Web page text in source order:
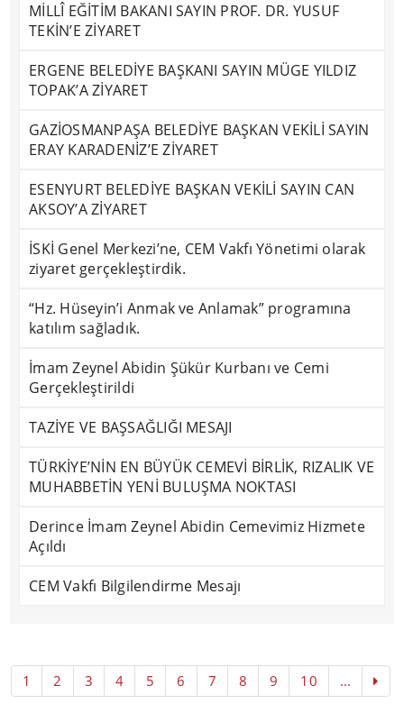
MİLLÎ EĞİTİM BAKANI SAYIN PROF. DR. YUSUF
TEKİN’E ZİYARET
ERGENE BELEDİYE BAŞKANI SAYIN MÜGE YILDIZ
TOPAK’A ZİYARET
GAZİOSMANPAŞA BELEDİYE BAŞKAN VEKİLİ SAYIN
ERAY KARADENİZ’E ZİYARET
ESENYURT BELEDİYE BAŞKAN VEKİLİ SAYIN CAN
AKSOY’A ZİYARET
İSKİ Genel Merkezi’ne, CEM Vakfı Yönetimi olarak
ziyaret gerçekleştirdik.
“Hz. Hüseyin’i Anmak ve Anlamak” programına
katılım sağladık.
İmam Zeynel Abidin Şükür Kurbanı ve Cemi
Gerçekleştirildi
TAZİYE VE BAŞSAĞLIĞI MESAJI
TÜRKİYE’NİN EN BÜYÜK CEMEVİ BİRLİK, RIZALIK VE
MUHABBETİN YENİ BULUŞMA NOKTASI
Derince İmam Zeynel Abidin Cemevimiz Hizmete
Açıldı
CEM Vakfı Bilgilendirme Mesajı
1 2 3 4 5 6 7 8 9 10 ...